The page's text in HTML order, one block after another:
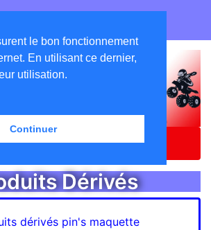
le bon fonctionnement
En utilisant ce dernier,
utilisation.
Continuer
Produits Dérivés
Dérivés
dérivés pin's maquette